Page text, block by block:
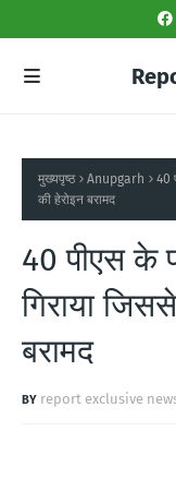
मुख्यपृष्ठ Anupgarh
40
की हेरोइन बरामद
40 पीएस के
गिराया
बरामद
report exclusive